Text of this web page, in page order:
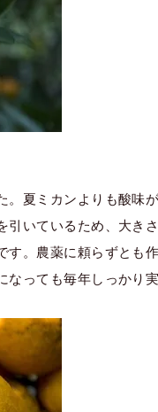
夏ミカンよりも酸味
いているため、大き
。農薬に頼らずとも
っても毎年しっかり